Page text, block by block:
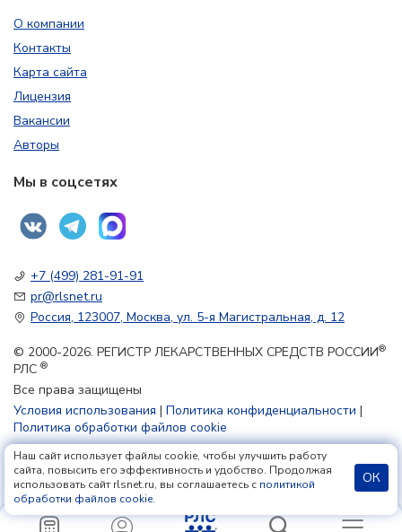
О компании
Контакты
Карта сайта
Лицензия
Вакансии
Авторы
Мы в соцсетях
+7 (499) 281-91-91
pr@rlsnet.ru
Россия, 123007, Москва, ул. 5-я Магистральная, д. 12
© 2000-2026. РЕГИСТР ЛЕКАРСТВЕННЫХ СРЕДСТВ РОССИИ®
РЛС ®
Все права защищены
Условия использования | Политика конфиденциальности |
Политика обработки файлов cookie
18+
Наш сайт использует файлы cookie, чтобы улучшить работу
сайта, повысить его эффективность и удобство. Продолжая
использовать сайт rlsnet.ru, вы соглашаетесь с политикой
обработки файлов cookie.
ОК